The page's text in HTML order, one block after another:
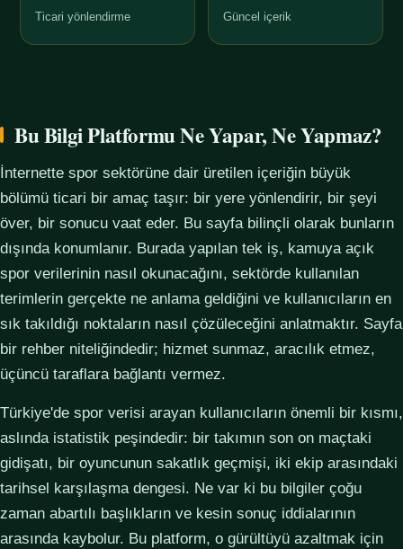
Ticari yönlendirme Güncel içerik
Bu Bilgi Platformu Ne Yapar, Ne Yapmaz?
İnternette spor sektörüne dair üretilen içeriğin büyük
bölümü ticari bir amaç taşır: bir yere yönlendirir, bir şeyi
över, bir sonucu vaat eder. Bu sayfa bilinçli olarak bunların
dışında konumlanır. Burada yapılan tek iş, kamuya açık
spor verilerinin nasıl okunacağını, sektörde kullanılan
terimlerin gerçekte ne anlama geldiğini ve kullanıcıların en
sık takıldığı noktaların nasıl çözüleceğini anlatmaktır. Sayfa
bir rehber niteliğindedir; hizmet sunmaz, aracılık etmez,
üçüncü taraflara bağlantı vermez.
Türkiye'de spor verisi arayan kullanıcıların önemli bir kısmı,
aslında istatistik peşindedir: bir takımın son on maçtaki
gidişatı, bir oyuncunun sakatlık geçmişi, iki ekip arasındaki
tarihsel karşılaşma dengesi. Ne var ki bu bilgiler çoğu
zaman abartılı başlıkların ve kesin sonuç iddialarının
arasında kaybolur. Bu platform, o gürültüyü azaltmak için